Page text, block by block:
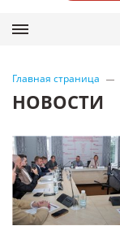
Главная страница
НОВОСТИ